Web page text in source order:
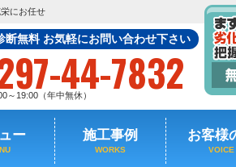
にお任せ
断無料 お気軽にお問い合わせ下さい
44-7832
～19:00（年中無休）
ー 施工事例
WORKS
お客様
VOICE